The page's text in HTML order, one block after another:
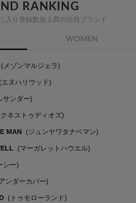
RANKING
入り登録数急上昇の注目ブランド
WOMEN
(メゾンマルジェラ)
(エヌハリウッド)
サンダー)
ネストゥディオズ)
MAN (ジュンヤワタナベマン)
(マーガレットハウエル)
シー)
ンダーカバー)
(トゥモローランド)